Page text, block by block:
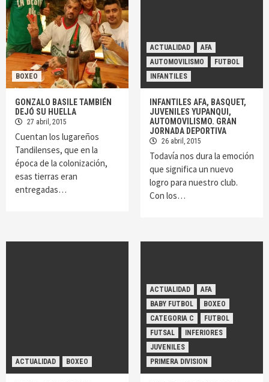
BOXEO
GONZALO BASILE TAMBIÉN
DEJÓ SU HUELLA
27 abril, 2015
Cuentan los lugareños
Tandilenses, que en la
época de la colonización,
esas tierras eran
entregadas…
ACTUALIDAD
AFA
AUTOMOVILISMO
FUTBOL
INFANTILES
INFANTILES AFA, BASQUET,
JUVENILES YUPANQUI,
AUTOMOVILISMO. GRAN
JORNADA DEPORTIVA
26 abril, 2015
Todavía nos dura la emoción
que significa un nuevo
logro para nuestro club.
Con los…
ACTUALIDAD BOXEO
ACTUALIDAD
AFA
BABY FUTBOL
BOXEO
CATEGORIA C
FUTBOL
FUTSAL
INFERIORES
JUVENILES
PRIMERA DIVISION